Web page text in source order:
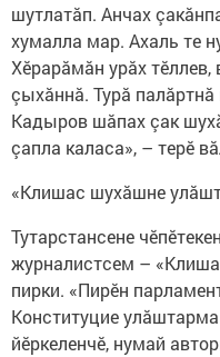
шутлатăп. Анчах
хумалла мар. Ахаль те
Хӗрарăмăн урăх тӗллев,
çыхăннă. Турă
Кадыров шăпах çак
çапла каласа», – терӗ
«Клишас шухăшне
Тутарстансене
журналистсем –
пирки. «Пирӗн
Конституцие
йӗркеленчӗ, нумай